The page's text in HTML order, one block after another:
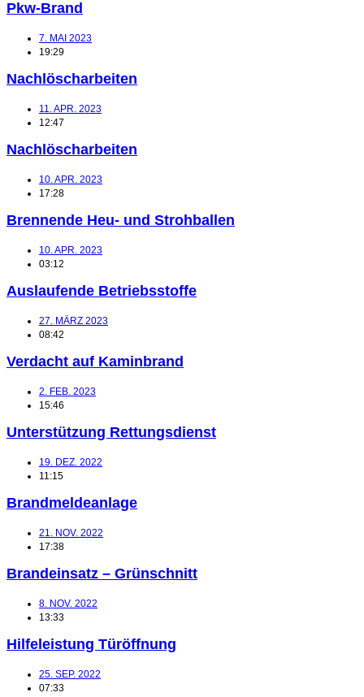
Pkw-Brand
7. MAI 2023
19:29
Nachlöscharbeiten
11. APR. 2023
12:47
Nachlöscharbeiten
10. APR. 2023
17:28
Brennende Heu- und Strohballen
10. APR. 2023
03:12
Auslaufende Betriebsstoffe
27. MÄRZ 2023
08:42
Verdacht auf Kaminbrand
2. FEB. 2023
15:46
Unterstützung Rettungsdienst
19. DEZ. 2022
11:15
Brandmeldeanlage
21. NOV. 2022
17:38
Brandeinsatz – Grünschnitt
8. NOV. 2022
13:33
Hilfeleistung Türöffnung
25. SEP. 2022
07:33